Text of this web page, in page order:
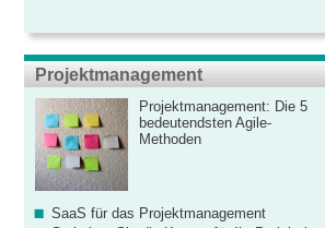
Projektmanagement
Projektmanagement: Die 5
bedeutendsten Agile-
Methoden
SaaS für das Projektmanagement